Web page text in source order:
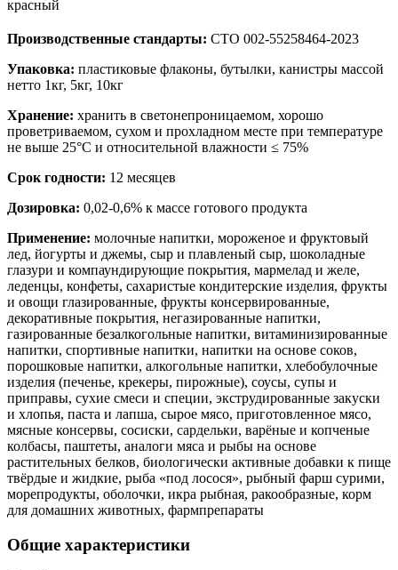
красный
Производственные стандарты: СТО 002-55258464-2023
Упаковка: пластиковые флаконы, бутылки, канистры массой
нетто 1кг, 5кг, 10кг
Хранение: хранить в светонепроницаемом, хорошо
проветриваемом, сухом и прохладном месте при температуре
не выше 25°С и относительной влажности ≤ 75%
Срок годности: 12 месяцев
Дозировка: 0,02-0,6% к массе готового продукта
Применение: молочные напитки, мороженое и фруктовый
лед, йогурты и джемы, сыр и плавленый сыр, шоколадные
глазури и компаундирующие покрытия, мармелад и желе,
леденцы, конфеты, сахаристые кондитерские изделия, фрукты
и овощи глазированные, фрукты консервированные,
декоративные покрытия, негазированные напитки,
газированные безалкогольные напитки, витаминизированные
напитки, спортивные напитки, напитки на основе соков,
порошковые напитки, алкогольные напитки, хлебобулочные
изделия (печенье, крекеры, пирожные), соусы, супы и
приправы, сухие смеси и специи, экструдированные закуски
и хлопья, паста и лапша, сырое мясо, приготовленное мясо,
мясные консервы, сосиски, сардельки, варёные и копченые
колбасы, паштеты, аналоги мяса и рыбы на основе
растительных белков, биологически активные добавки к пище
твёрдые и жидкие, рыба «под лосося», рыбный фарш сурими,
морепродукты, оболочки, икра рыбная, ракообразные, корм
для домашних животных, фармпрепараты
Общие характеристики